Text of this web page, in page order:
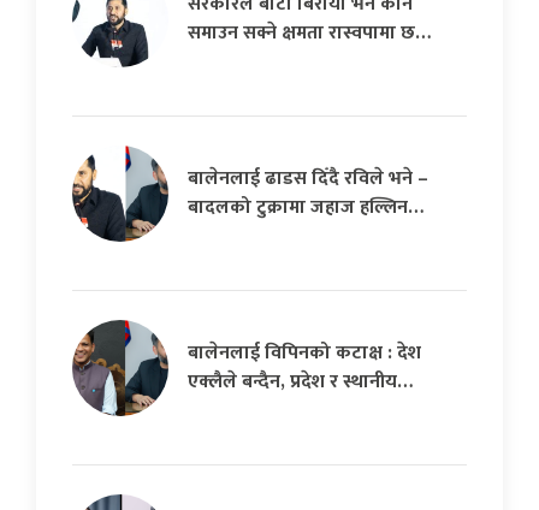
समाउन सक्ने क्षमता रास्वपामा छ…
बालेनलाई ढाडस दिँदै रविले भने –
बादलको टुक्रामा जहाज हल्लिन…
बालेनलाई विपिनको कटाक्ष : देश
एक्लैले बन्दैन, प्रदेश र स्थानीय…